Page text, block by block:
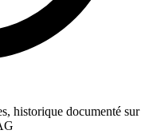
historique documenté sur